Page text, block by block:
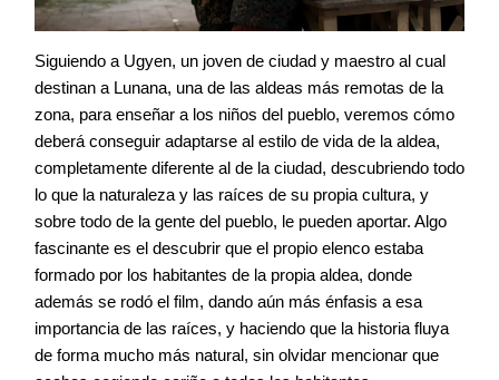
Siguiendo a Ugyen, un joven de ciudad y maestro al cual
destinan a Lunana, una de las aldeas más remotas de la
zona, para enseñar a los niños del pueblo, veremos cómo
deberá conseguir adaptarse al estilo de vida de la aldea,
completamente diferente al de la ciudad, descubriendo todo
lo que la naturaleza y las raíces de su propia cultura, y
sobre todo de la gente del pueblo, le pueden aportar. Algo
fascinante es el descubrir que el propio elenco estaba
formado por los habitantes de la propia aldea, donde
además se rodó el film, dando aún más énfasis a esa
importancia de las raíces, y haciendo que la historia fluya
de forma mucho más natural, sin olvidar mencionar que